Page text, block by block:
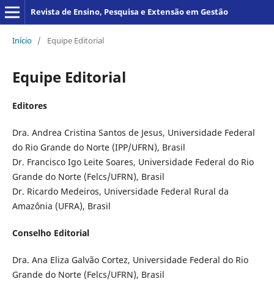
Revista de Ensino, Pesquisa e Extensão em Gestão
Início / Equipe Editorial
Equipe Editorial
Editores
Dra. Andrea Cristina Santos de Jesus, Universidade Federal
do Rio Grande do Norte (IPP/UFRN), Brasil
Dr. Francisco Igo Leite Soares, Universidade Federal do Rio
Grande do Norte (Felcs/UFRN), Brasil
Dr. Ricardo Medeiros, Universidade Federal Rural da
Amazônia (UFRA), Brasil
Conselho Editorial
Dra. Ana Eliza Galvão Cortez, Universidade Federal do Rio
Grande do Norte (Felcs/UFRN), Brasil